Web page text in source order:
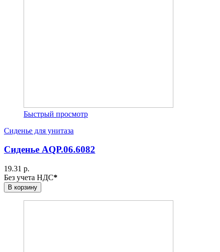
Быстрый просмотр
Сиденье для унитаза
Сиденье AQP.06.6082
19.31 р.
Без учета НДС*
В корзину